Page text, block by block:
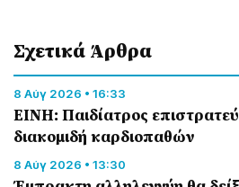
Σχετικά Άρθρα
8 Αύγ 2026 • 16:33
ΕΙΝΗ: Παιδίατρος
διακομιδή καρδιοπαθών
8 Αύγ 2026 • 13:30